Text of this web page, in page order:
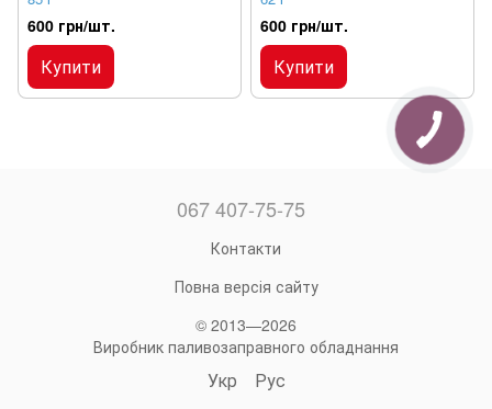
600 грн/шт.
Купити
600 грн/шт.
Купити
067 407-75-75
Контакти
Повна версія сайту
© 2013—2026
Виробник паливозаправного обладнання
Укр Рус